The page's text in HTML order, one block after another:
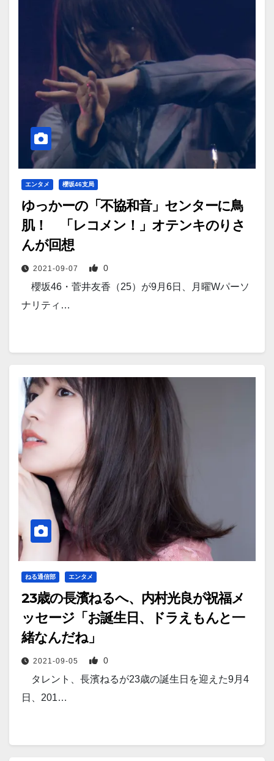
エンタメ 櫻坂46支局
ゆっかーの「不協和音」センターに鳥
肌！ 「レコメン！」オテンキのりさ
んが回想
2021-09-07 0
櫻坂46・菅井友香（25）が9月6日、月曜Wパーソ
ナリティ…
ねる通信部 エンタメ
23歳の長濱ねるへ、内村光良が祝福メ
ッセージ「お誕生日、ドラえもんと一
緒なんだね」
2021-09-05 0
タレント、長濱ねるが23歳の誕生日を迎えた9月4
日、201…